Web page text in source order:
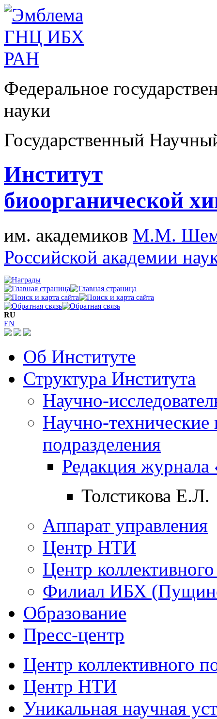
Федеральное
науки
Государственный
Институт
биоорганической
им. академиков М.М.
Российской академии
RU
EN
Об Институте
Структура Института
Научно-
Научно-технические
подразделения
Редакция журнала
Толстикова Е.Л.
Аппарат управления
Центр НТИ
Центр
Филиал ИБХ
Образование
Пресс-центр
Центр коллективного
Центр НТИ
Уникальная научная